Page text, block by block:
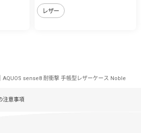
レザー
｜AQUOS sense8 耐衝撃 手帳型レザーケース Noble
注意事項